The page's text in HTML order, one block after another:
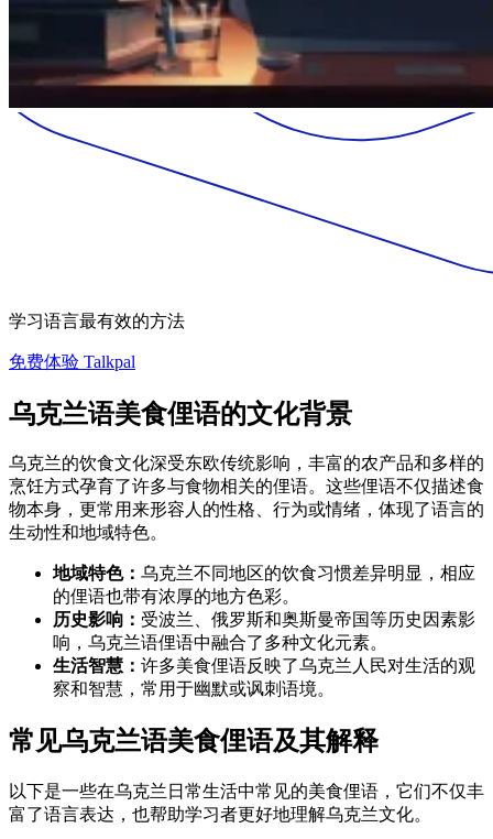
学习语言最有效的方法
免费体验 Talkpal
乌克兰语美食俚语的文化背景
乌克兰的饮食文化深受东欧传统影响，丰富的农产品和多样的
烹饪方式孕育了许多与食物相关的俚语。这些俚语不仅描述食
物本身，更常用来形容人的性格、行为或情绪，体现了语言的
生动性和地域特色。
地域特色： 乌克兰不同地区的饮食习惯差异明显，相应
的俚语也带有浓厚的地方色彩。
历史影响： 受波兰、俄罗斯和奥斯曼帝国等历史因素影
响，乌克兰语俚语中融合了多种文化元素。
生活智慧： 许多美食俚语反映了乌克兰人民对生活的观
察和智慧，常用于幽默或讽刺语境。
常见乌克兰语美食俚语及其解释
以下是一些在乌克兰日常生活中常见的美食俚语，它们不仅丰
富了语言表达，也帮助学习者更好地理解乌克兰文化。